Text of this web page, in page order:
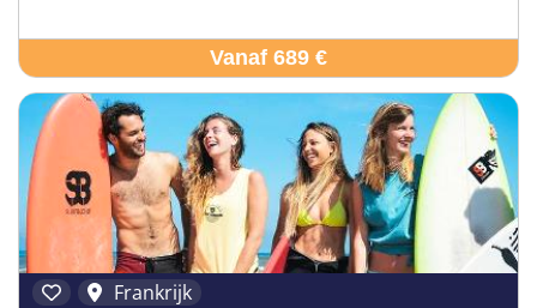
Vanaf 689 €
Frankrijk